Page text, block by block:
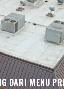
DARI MENU